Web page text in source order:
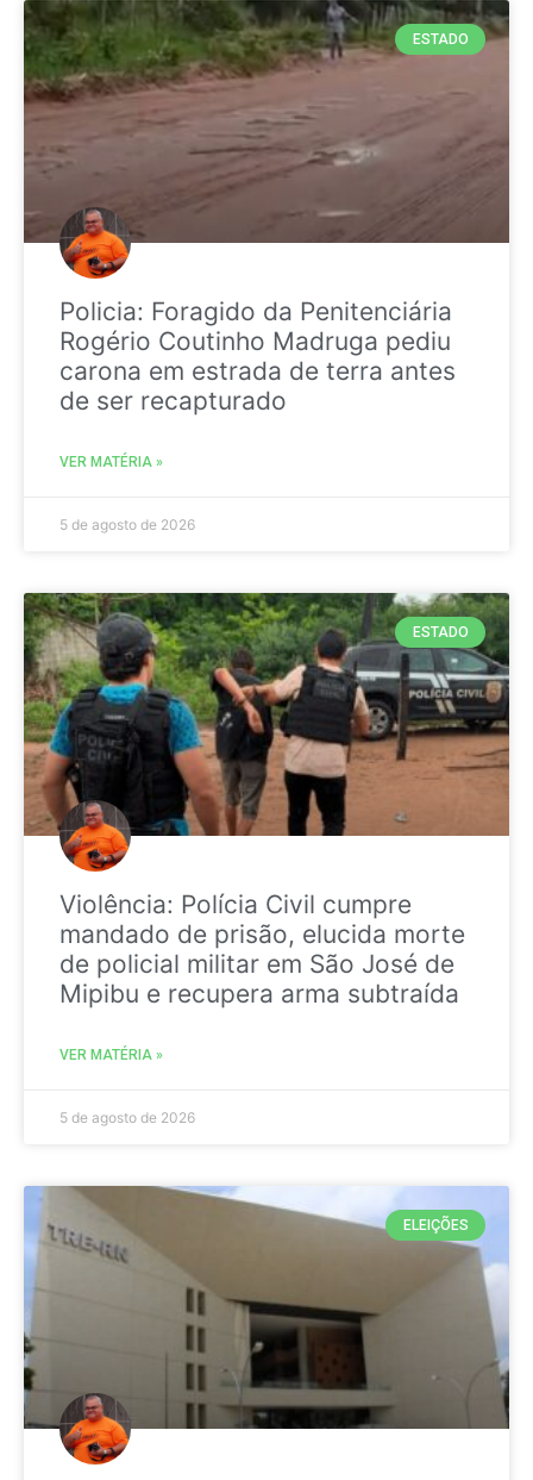
ESTADO
Policia: Foragido da Penitenciária
Rogério Coutinho Madruga pediu
carona em estrada de terra antes
de ser recapturado
VER MATÉRIA »
5 de agosto de 2026
ESTADO
Violência: Polícia Civil cumpre
mandado de prisão, elucida morte
de policial militar em São José de
Mipibu e recupera arma subtraída
VER MATÉRIA »
5 de agosto de 2026
ELEIÇÕES